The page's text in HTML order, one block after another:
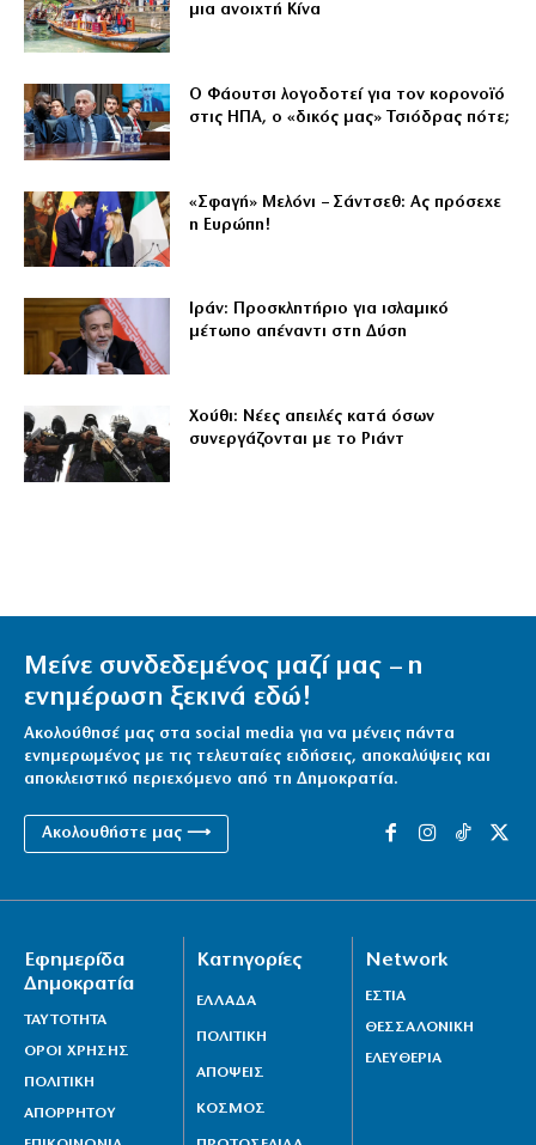
μια ανοιχτή Κίνα
Ο Φάουτσι λογοδοτεί για τον κορονοϊό
στις ΗΠΑ, ο «δικός μας» Τσιόδρας πότε;
«Σφαγή» Μελόνι – Σάντσεθ: Ας πρόσεχε
η Ευρώπη!
Ιράν: Προσκλητήριο για ισλαμικό
μέτωπο απέναντι στη Δύση
Χούθι: Νέες απειλές κατά όσων
συνεργάζονται με το Ριάντ
Μείνε συνδεδεμένος μαζί μας – η
ενημέρωση ξεκινά εδώ!
Ακολούθησέ μας στα social media για να μένεις πάντα
ενημερωμένος με τις τελευταίες ειδήσεις, αποκαλύψεις και
αποκλειστικό περιεχόμενο από τη Δημοκρατία.
Ακολουθήστε μας ⟶
Εφημερίδα
Δημοκρατία
ΤΑΥΤΟΤΗΤΑ
ΟΡΟΙ ΧΡΗΣΗΣ
ΠΟΛΙΤΙΚΗ
ΑΠΟΡΡΗΤΟΥ
Κατηγορίες
ΕΛΛΑΔΑ
ΠΟΛΙΤΙΚΗ
ΑΠΟΨΕΙΣ
ΚΟΣΜΟΣ
Network
ΕΣΤΙΑ
ΘΕΣΣΑΛΟΝΙΚΗ
ΕΛΕΥΘΕΡΙΑ